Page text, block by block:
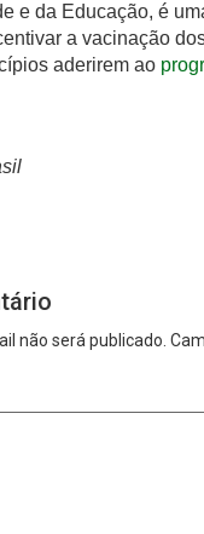
e da Educação, é
a vacinação
aderirem ao
não será publicado.